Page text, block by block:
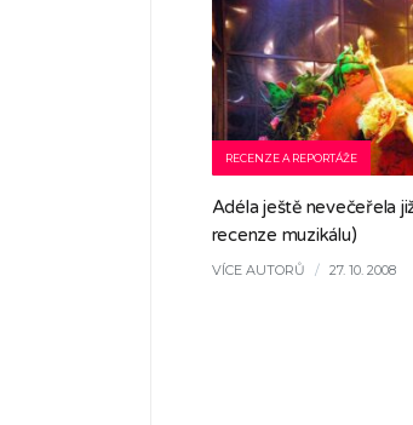
RECENZE A REPORTÁŽE
Adéla ještě nevečeřela
recenze muzikálu)
VÍCE AUTORŮ / 27. 10. 2008